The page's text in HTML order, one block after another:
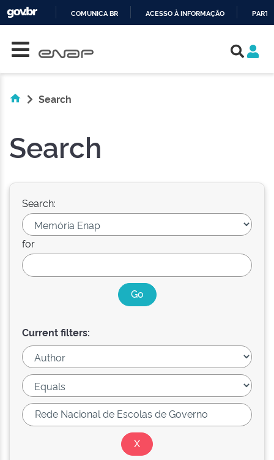
COMUNICA BR ACESSO À INFORMAÇÃO
Search
Search
Search:
for
Current filters: